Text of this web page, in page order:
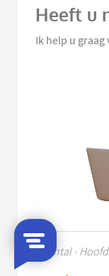
Heeft u
Ik help u graag
Chantal -